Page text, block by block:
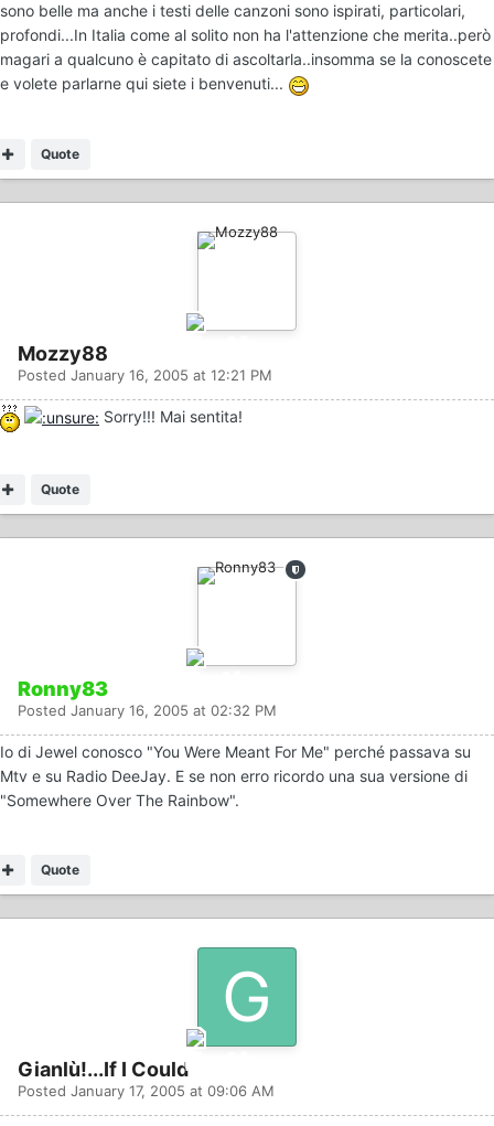
sono belle ma anche i testi delle canzoni sono ispirati, particolari,
profondi...In Italia come al solito non ha l'attenzione che merita..però
magari a qualcuno è capitato di ascoltarla..insomma se la conoscete
e volete parlarne qui siete i benvenuti...
Quote
Mozzy88
Posted January 16, 2005 at 12:21 PM
Sorry!!! Mai sentita!
Quote
Ronny83
Posted January 16, 2005 at 02:32 PM
Io di Jewel conosco "You Were Meant For Me" perché passava su
Mtv e su Radio DeeJay. E se non erro ricordo una sua versione di
"Somewhere Over The Rainbow".
Quote
Gianlù!...If I Could
Posted January 17, 2005 at 09:06 AM